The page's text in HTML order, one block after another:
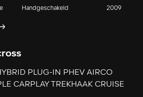
Handgeschakeld 2009
PLUG-IN PHEV AIRCO
CARPLAY TREKHAAK CRUISE